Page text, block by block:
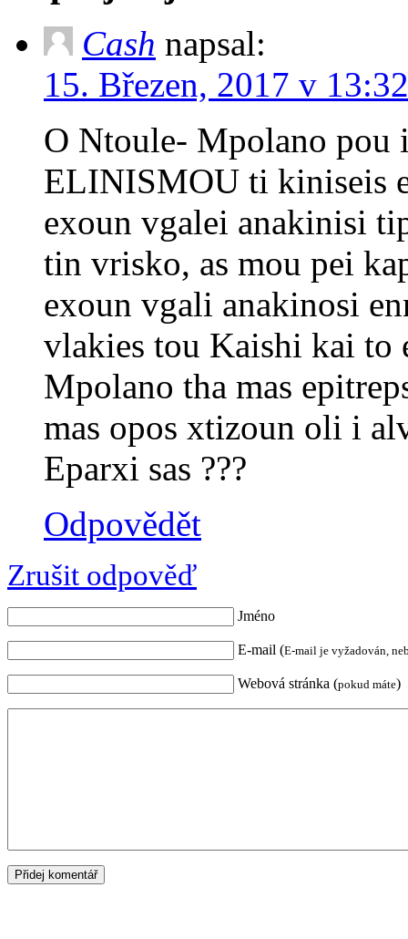
Cash napsal:
15. Březen, 2017 v 13:32
O Ntoule- Mpolano pou
ELINISMOU ti kiniseis
exoun vgalei anakinisi
tin vrisko, as mou pei
exoun vgali anakinosi
vlakies tou Kaishi kai
Mpolano tha mas
mas opos xtizoun oli i
Eparxi sas ???
Odpovědět
Zrušit odpověď
Jméno
E-mail (E-mail je vyžadován,
Webová stránka (pokud máte)